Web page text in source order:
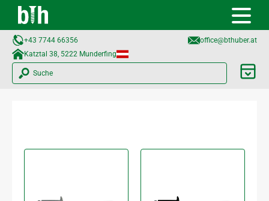
+43 7744 66356
office@bthuber.at​
Katztal 38, 5222 Munderfing
Suche